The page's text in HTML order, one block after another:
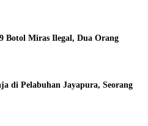
Botol Miras Ilegal, Dua Orang
di Pelabuhan Jayapura, Seorang